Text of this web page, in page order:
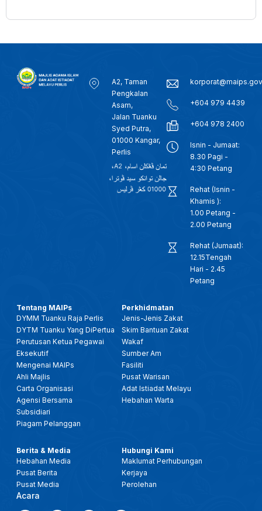
A2, Taman
Pengkalan
Asam,
Jalan Tuanku
Syed Putra,
01000 Kangar,
Perlis
+604 979 4439
+604 978 2400
Isnin - Jumaat:
8.30 Pagi -
4:30 Petang
Rehat (Isnin -
Khamis ):
1.00 Petang -
2.00 Petang
Rehat (Jumaat):
12.15Tengah
Hari - 2.45
Petang
Tentang MAIPs
DYMM Tuanku Raja Perlis
DYTM Tuanku Yang DiPertua
Perutusan Ketua Pegawai
Eksekutif
Mengenai MAIPs
Ahli Majlis
Carta Organisasi
Agensi Bersama
Subsidiari
Piagam Pelanggan
Perkhidmatan
Jenis-Jenis Zakat
Skim Bantuan Zakat
Wakaf
Sumber Am
Fasiliti
Pusat Warisan
Adat Istiadat Melayu
Hebahan Warta
Berita & Media
Hebahan Media
Pusat Berita
Pusat Media
Acara
Hubungi Kami
Maklumat Perhubungan
Kerjaya
Perolehan